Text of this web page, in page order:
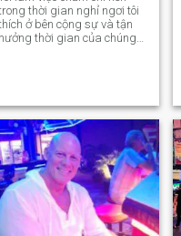
thời gian nghỉ ngơi tôi
ở bên cộng sự và tận
hưởng thời gian của chúng
Tôi thành thật, quan
chân thành và rất trung
Tôi chăm sóc những
tôi yêu thương bằng cả
tim. Tìm kiếm người phụ
đặc biệt đó để trải qua
cuộc phiêu lưu của
sống với một người mà
sẽ tôn trọng, bảo vệ và đối
tốt, tình yêu và yêu